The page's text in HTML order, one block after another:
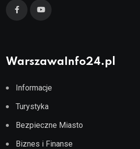
WarszawaInfo24.pl
Informacje
Turystyka
Bezpieczne Miasto
Biznes i Finanse